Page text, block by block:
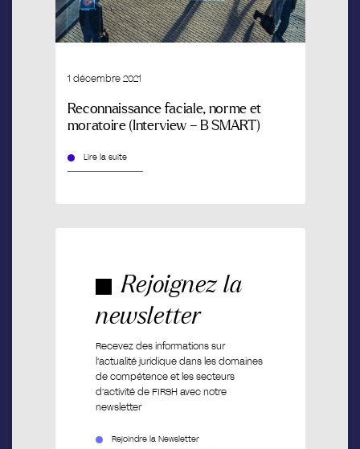
1 décembre 2021
Reconnaissance faciale, norme et
moratoire (Interview – B SMART)
Lire la suite
Rejoignez la
newsletter
Recevez des informations sur
l’actualité juridique dans les domaines
de compétence et les secteurs
d’activité de FIRSH avec notre
newsletter
Rejoindre la Newsletter